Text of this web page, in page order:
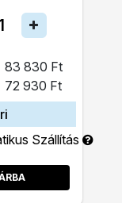
83 830 Ft
72 930 Ft
Szállítás